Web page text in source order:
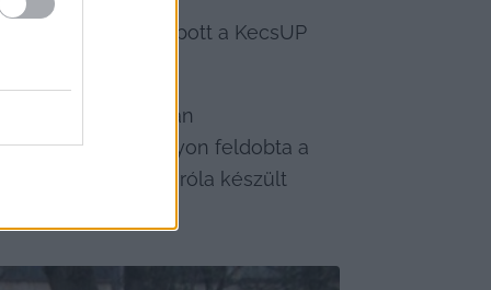
interakciót kapott a KecsUP
anyagunk lett.
amikor a napokban
e? Láthatóan nagyon feldobta a
is szerepelt egy róla készült